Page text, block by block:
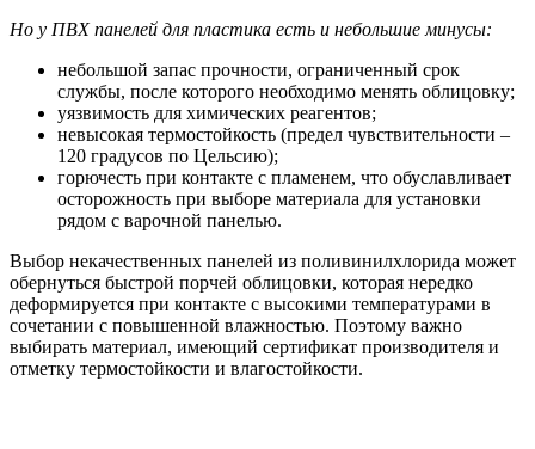
Но у ПВХ панелей для пластика есть и небольшие минусы:
небольшой запас прочности, ограниченный срок
службы, после которого необходимо менять облицовку;
уязвимость для химических реагентов;
невысокая термостойкость (предел чувствительности –
120 градусов по Цельсию);
горючесть при контакте с пламенем, что обуславливает
осторожность при выборе материала для установки
рядом с варочной панелью.
Выбор некачественных панелей из поливинилхлорида может
обернуться быстрой порчей облицовки, которая нередко
деформируется при контакте с высокими температурами в
сочетании с повышенной влажностью. Поэтому важно
выбирать материал, имеющий сертификат производителя и
отметку термостойкости и влагостойкости.